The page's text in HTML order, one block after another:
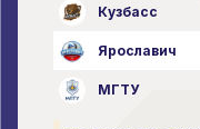
Кузбасс
Ярославич
МГТУ